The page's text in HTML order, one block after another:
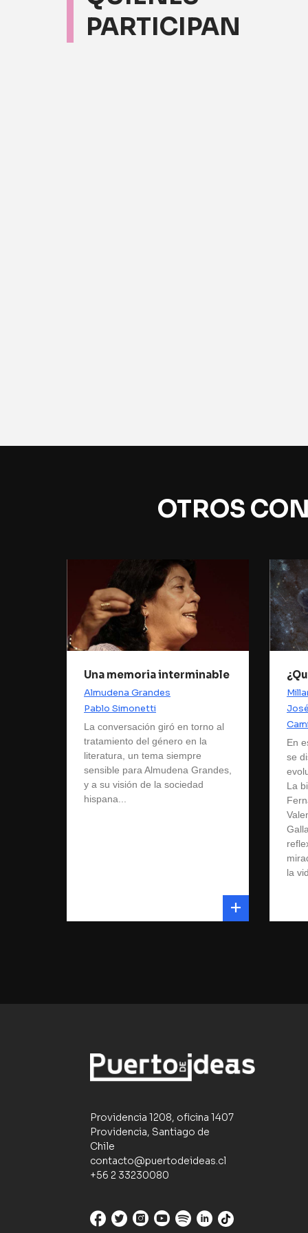
PARTICIPAN
OTROS
Una memoria interminable
Almudena Grandes
Pablo Simonetti
La conversación giró en torno al
tratamiento del género en la
literatura, un tema siempre
sensible para Almudena Grandes,
y a su visión de la sociedad
hispana...
En
se
La
la
Providencia 1208, oficina 1407
Providencia, Santiago de
Chile
contacto@puertodeideas.cl
+56 2 33230080